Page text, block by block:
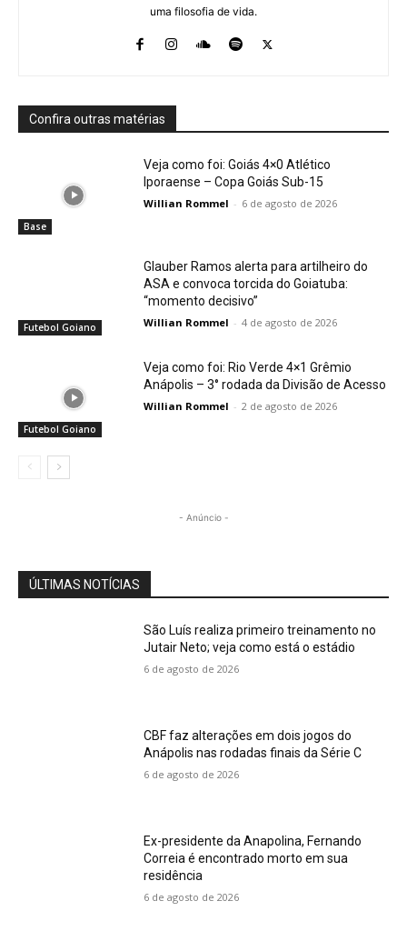
uma filosofia de vida.
Confira outras matérias
Base
Veja como foi: Goiás 4×0 Atlético
Iporaense – Copa Goiás Sub-15
Willian Rommel - 6 de agosto de 2026
Futebol Goiano
Glauber Ramos alerta para artilheiro do
ASA e convoca torcida do Goiatuba:
“momento decisivo”
Willian Rommel - 4 de agosto de 2026
Futebol Goiano
Veja como foi: Rio Verde 4×1 Grêmio
Anápolis – 3° rodada da Divisão de Acesso
Willian Rommel - 2 de agosto de 2026
- Anúncio -
ÚLTIMAS NOTÍCIAS
São Luís realiza primeiro treinamento no
Jutair Neto; veja como está o estádio
6 de agosto de 2026
CBF faz alterações em dois jogos do
Anápolis nas rodadas finais da Série C
6 de agosto de 2026
Ex-presidente da Anapolina, Fernando
Correia é encontrado morto em sua
residência
6 de agosto de 2026